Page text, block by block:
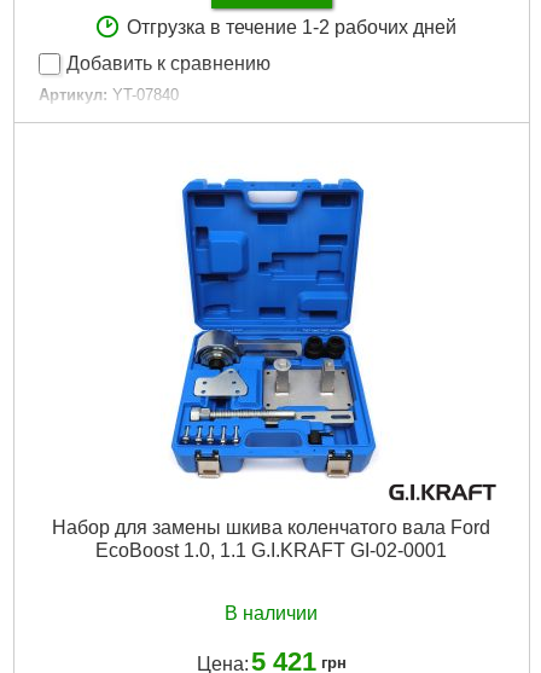
Отгрузка в течение 1-2 рабочих дней
Добавить к сравнению
Артикул: YT-07840
Код товара: 31.19.95
Подробнее...
Набор для замены шкива коленчатого вала Ford
EcoBoost 1.0, 1.1 G.I.KRAFT GI-02-0001
В наличии
Цена:5 421 грн